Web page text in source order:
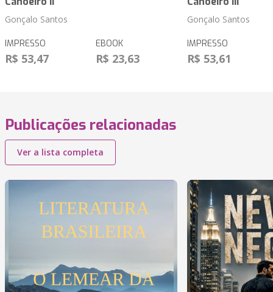
Gonçalo Santos
IMPRESSO
R$ 53,47
EBOOK
R$ 23,63
Gonçalo Santos
IMPRESSO
R$ 53,61
Publicações relacionadas
Ver a lista completa